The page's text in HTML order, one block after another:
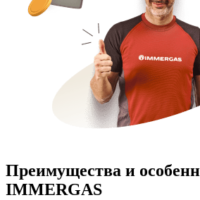
Преимущества и
IMMERGAS